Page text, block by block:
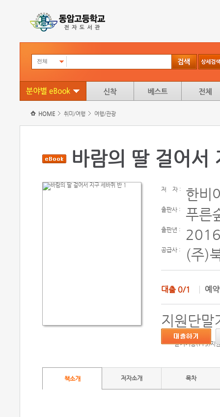
전체
HOME 취미/여행 여행/관광
바람의 딸 걸어서
저 자 : 한비
출판사 : 푸른
출판년 :
공급사 : (주)
대출 0/1 예
지원단말
듣기기능(TTS)지
책소개 저자소개 목차